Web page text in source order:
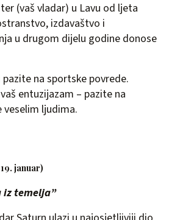
(vaš vladar) u Lavu od ljeta
izdavaštvo i
u drugom dijelu godine donose
na sportske povrede.
entuzijazam – pazite na
veselim ljudima.
januar)
iz temelja”